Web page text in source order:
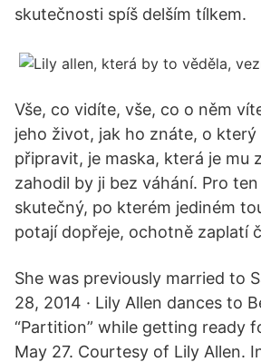
skutečnosti spíš delším tílkem.
Vše, co vidíte, vše, co o něm
jeho život, jak ho znáte, o
připravit, je maska, která je mu
zahodil by ji bez váhání. Pro
skutečný, po kterém jediném
potají dopřeje, ochotně zaplatí
She was previously married to
28, 2014 · Lily Allen dances to
“Partition” while getting ready
May 27. Courtesy of Lily Allen.